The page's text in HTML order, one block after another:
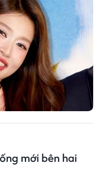
mới bên hai